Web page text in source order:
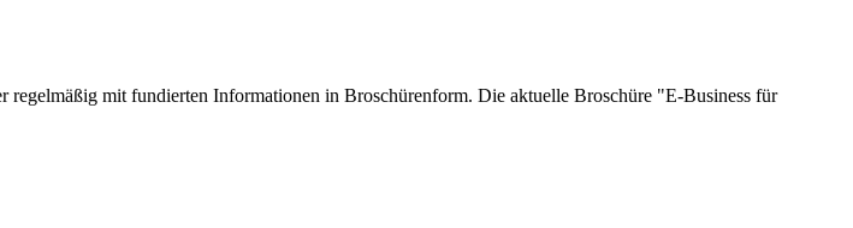
regelmäßig mit fundierten Informationen in Broschürenform. Die aktuelle Broschüre "E-Business für